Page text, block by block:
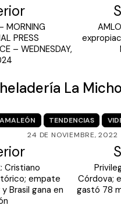
MORNING
PRESS
– WEDNESDAY,
La
TENDENCIAS
24 DE NOVIEMBRE, 2022
Cristiano
empate
Brasil gana en
Córdova;
gastó 78